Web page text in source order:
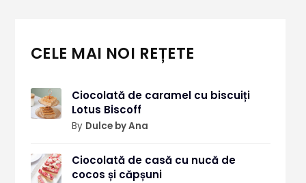
CELE MAI NOI REȚETE
Ciocolată de caramel cu biscuiți
Lotus Biscoff
By Dulce by Ana
Ciocolată de casă cu nucă de
cocos și căpșuni